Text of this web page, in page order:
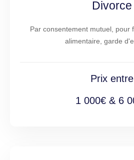
Divorce
Par consentement mutuel, pour
alimentaire, garde
Prix entre
1 000€ & 6